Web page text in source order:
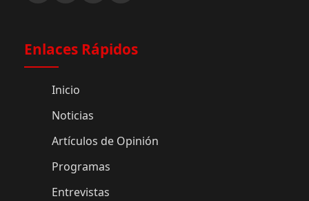
Enlaces Rápidos
Inicio
Noticias
Artículos de Opinión
Programas
Entrevistas